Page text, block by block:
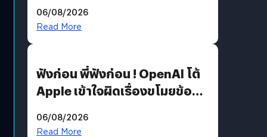
รหัสผ่านหลุด ไม่ใช่แฮ็กเกอร์
06/08/2026
Read More
ฟังก่อน พี่ฟังก่อน ! OpenAI โต้
Apple เข้าใจผิดเรื่องขโมยข้อมูล
06/08/2026
Read More